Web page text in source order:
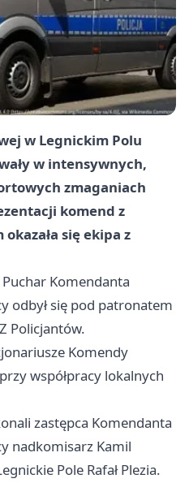
w Legnickim Polu
w intensywnych,
zmaganiach
komend z
się ekipa z
Komendanta
odbył się pod patronatem
Policjantów.
Komendy
współpracy lokalnych
zastępca Komendanta
nadkomisarz Kamil
Pole Rafał Plezia.